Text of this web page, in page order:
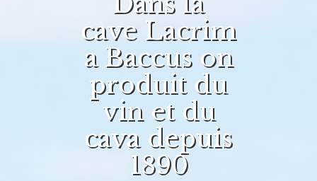
cave Lacrim
a Baccus on
produit du
vin et du
cava depuis
1890